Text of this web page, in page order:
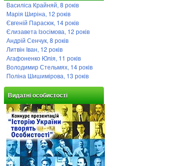
Василіса Крайняй, 8 років
Марія Ширіна, 12 років
Євгеній Парасюк, 14 років
Єлизавета Ізосімова, 12 років
Андрій Сенчук, 8 років
Литвін Іван, 12 років
Агафоненко Юлія, 11 років
Володимир Стельмях, 14 років
Поліна Шишимірова, 13 років
Видатні особистості